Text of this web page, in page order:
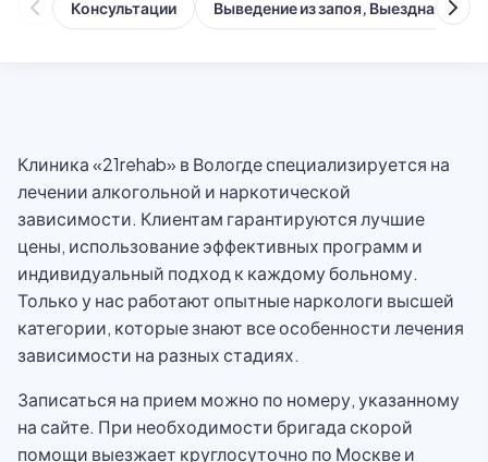
Консультации Выведение из запоя, Выездная
Клиника «21rehab» в Вологде специализируется на
лечении алкогольной и наркотической
зависимости. Клиентам гарантируются лучшие
цены, использование эффективных программ и
индивидуальный подход к каждому больному.
Только у нас работают опытные наркологи высшей
категории, которые знают все особенности лечения
зависимости на разных стадиях.
Записаться на прием можно по номеру, указанному
на сайте. При необходимости бригада скорой
помощи выезжает круглосуточно по Москве и